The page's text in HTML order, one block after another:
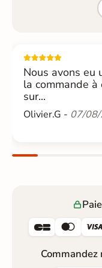
Nous avons eu
la commande
sur...
Olivier.G - 07/
  